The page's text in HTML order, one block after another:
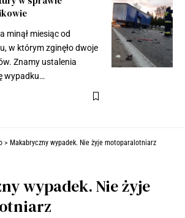
minął miesiąc od
w którym zginęło dwoje
Znamy ustalenia
wypadku…
> Makabryczny wypadek. Nie żyje motoparalotniarz
wypadek. Nie żyje